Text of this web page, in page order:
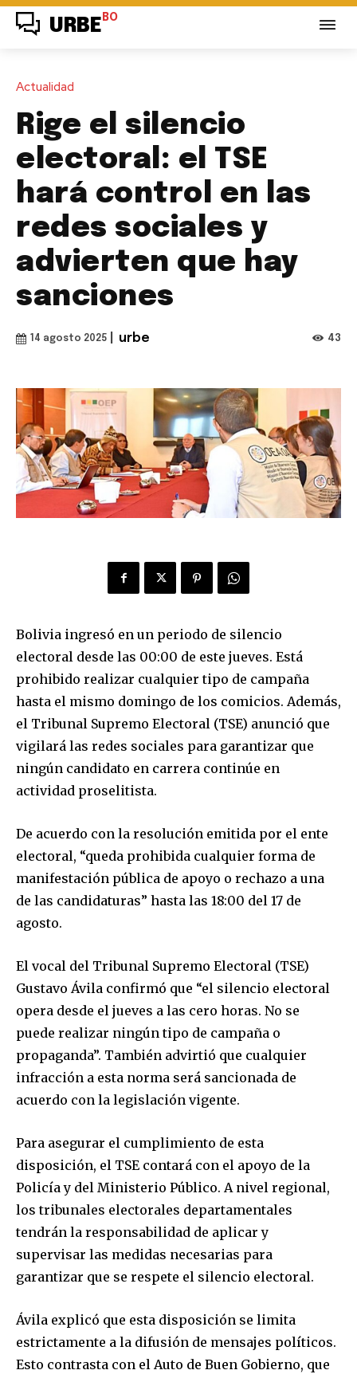
URBE BO
Actualidad
Rige el silencio
electoral: el TSE
hará control en las
redes sociales y
advierten que hay
sanciones
14 agosto 2025 urbe 43
Bolivia ingresó en un periodo de silencio
electoral desde las 00:00 de este jueves. Está
prohibido realizar cualquier tipo de campaña
hasta el mismo domingo de los comicios. Además,
el Tribunal Supremo Electoral (TSE) anunció que
vigilará las redes sociales para garantizar que
ningún candidato en carrera continúe en
actividad proselitista.
De acuerdo con la resolución emitida por el ente
electoral, “queda prohibida cualquier forma de
manifestación pública de apoyo o rechazo a una
de las candidaturas” hasta las 18:00 del 17 de
agosto.
El vocal del Tribunal Supremo Electoral (TSE)
Gustavo Ávila confirmó que “el silencio electoral
opera desde el jueves a las cero horas. No se
puede realizar ningún tipo de campaña o
propaganda”. También advirtió que cualquier
infracción a esta norma será sancionada de
acuerdo con la legislación vigente.
Para asegurar el cumplimiento de esta
disposición, el TSE contará con el apoyo de la
Policía y del Ministerio Público. A nivel regional,
los tribunales electorales departamentales
tendrán la responsabilidad de aplicar y
supervisar las medidas necesarias para
garantizar que se respete el silencio electoral.
Ávila explicó que esta disposición se limita
estrictamente a la difusión de mensajes políticos.
Esto contrasta con el Auto de Buen Gobierno, que